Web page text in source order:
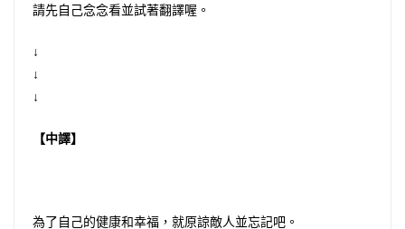
請先自己念念看並試著翻譯喔。
↓
↓
↓
【中譯】
為了自己的健康和幸福，就原諒敵人並忘記吧。